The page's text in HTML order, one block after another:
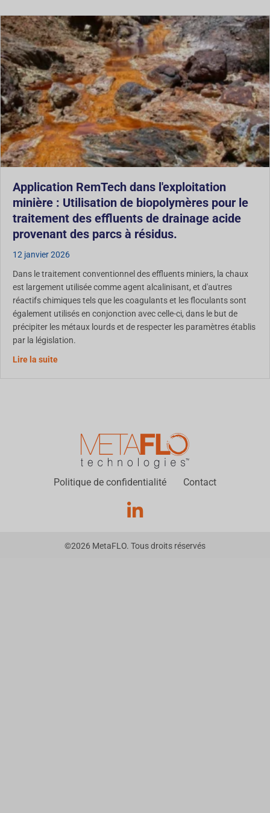
Application RemTech dans l'exploitation
minière : Utilisation de biopolymères pour le
traitement des effluents de drainage acide
provenant des parcs à résidus.
12 janvier 2026
Dans le traitement conventionnel des effluents miniers, la chaux
est largement utilisée comme agent alcalinisant, et d'autres
réactifs chimiques tels que les coagulants et les floculants sont
également utilisés en conjonction avec celle-ci, dans le but de
précipiter les métaux lourds et de respecter les paramètres établis
par la législation.
Lire la suiteUtilisation d'un biopolymère pour le traitement des
Politique de confidentialité Contact
©2026 MetaFLO. Tous droits réservés